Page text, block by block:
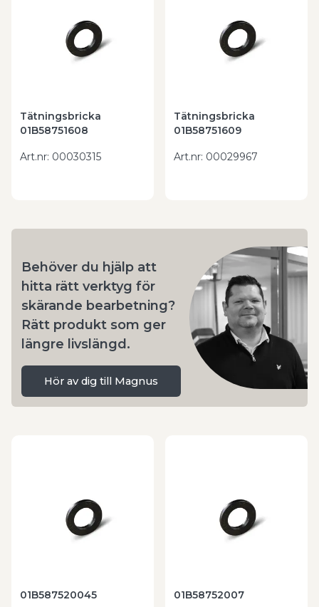
Tätningsbricka
01B58751608
Art.nr: 00030315
Tätningsbricka
01B58751609
Art.nr: 00029967
01B587520045 01B58752007
Behöver du hjälp att
hitta rätt verktyg för
skärande bearbetning?
Rätt produkt som ger
längre livslängd.
Hör av dig till Magnus